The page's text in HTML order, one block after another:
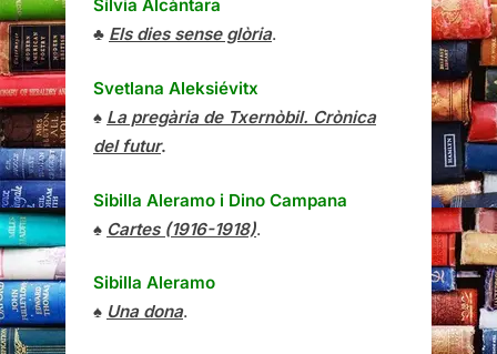
Sílvia Alcàntara
♣ Els dies sense glòria.
Svetlana Aleksiévitx
♠ La pregària de Txernòbil. Crònica
del futur.
Sibilla Aleramo i Dino Campana
♠ Cartes (1916-1918).
Sibilla Aleramo
♠ Una dona.